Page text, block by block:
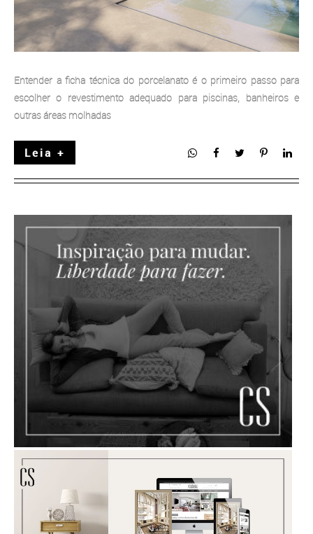
Entender a ficha técnica do porcelanato é o primeiro passo para
escolher o revestimento adequado para piscinas, banheiros e
outras áreas molhadas
Leia +